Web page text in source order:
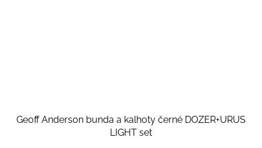
Geoff Anderson bunda a kalhoty černé DOZER+URUS
LIGHT set